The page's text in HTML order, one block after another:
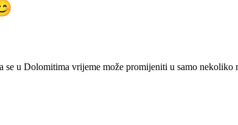
se u Dolomitima vrijeme može promijeniti u samo nekoliko